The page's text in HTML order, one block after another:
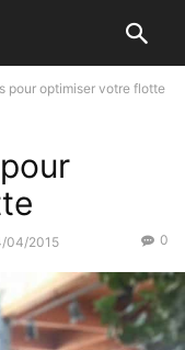
pour optimiser votre flotte
04/2015 0